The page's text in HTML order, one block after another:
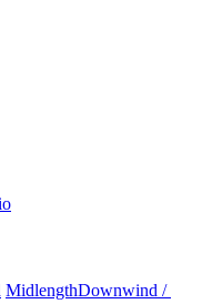
MidlengthDownwind /